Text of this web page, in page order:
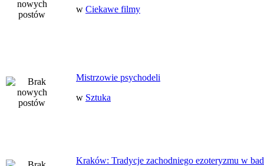
w Ciekawe filmy
Mistrzowie psychodeli
w Sztuka
Kraków: Tradycje zachodniego ezoteryzmu w